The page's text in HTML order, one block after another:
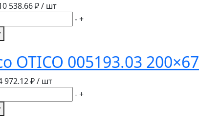
538.66₽ / шт
-+
OTICO 005193.03 200×67
972.12₽ / шт
-+